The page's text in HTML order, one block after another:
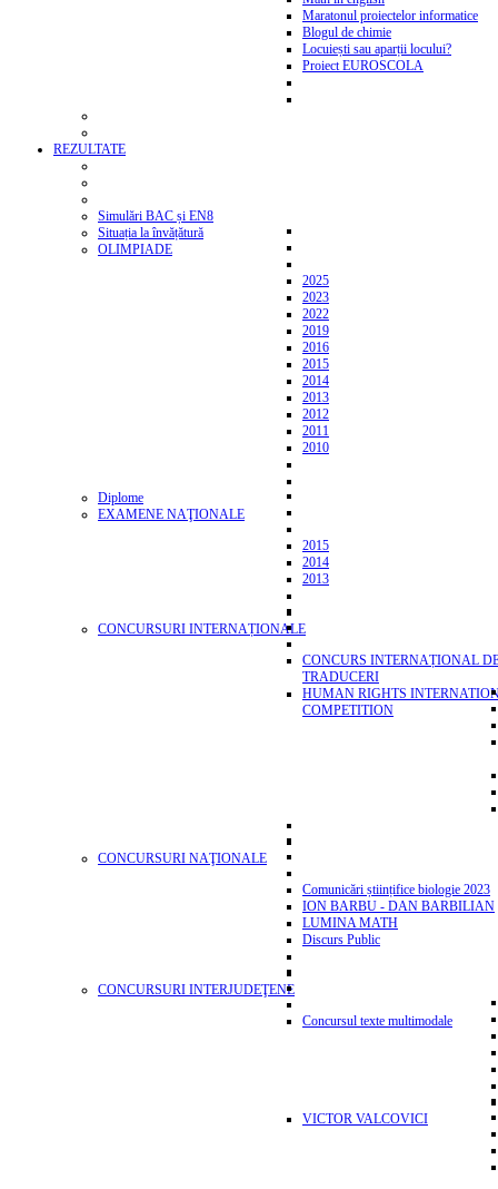
Maratonul proiectelor informatice
Blogul de chimie
Locuiești sau aparții locului?
Proiect EUROSCOLA
REZULTATE
Simulări BAC și EN8
Situația la învățătură
OLIMPIADE
2025
2023
2022
2019
2016
2015
2014
2013
2012
2011
2010
Diplome
EXAMENE NAŢIONALE
2015
2014
2013
CONCURSURI INTERNAȚIONALE
CONCURS INTERNAȚIONAL
TRADUCERI
HUMAN RIGHTS
COMPETITION
CONCURSURI NAŢIONALE
Comunicări științifice biologie 2023
ION BARBU - DAN BARBILIAN
LUMINA MATH
Discurs Public
CONCURSURI INTERJUDEŢENE
Concursul texte multimodale
VICTOR VALCOVICI